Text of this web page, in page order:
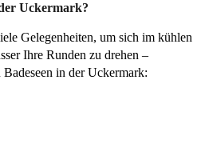
Uckermark?
Gelegenheiten, um sich im kühlen
Ihre Runden zu drehen –
in der Uckermark: